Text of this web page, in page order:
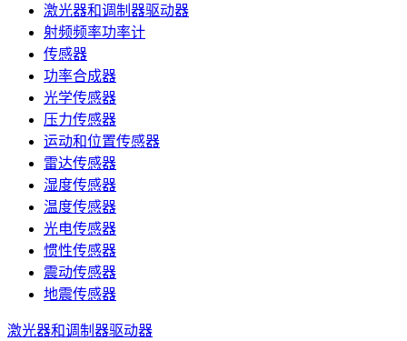
激光器和调制器驱动器
射频频率功率计
传感器
功率合成器
光学传感器
压力传感器
运动和位置传感器
雷达传感器
湿度传感器
温度传感器
光电传感器
惯性传感器
震动传感器
地震传感器
激光器和调制器驱动器